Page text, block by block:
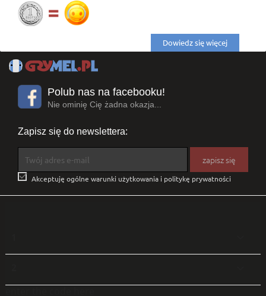
Dowiedz się więcej
Polub nas na facebooku!
Nie ominię Cię żadna okazja...
Zapisz się do newslettera:
 Akceptuję ogólne warunki użytkowania i politykę prywatności